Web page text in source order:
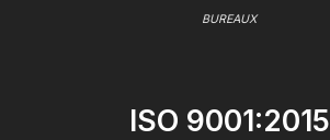
BUREAUX
ISO 9001:2015